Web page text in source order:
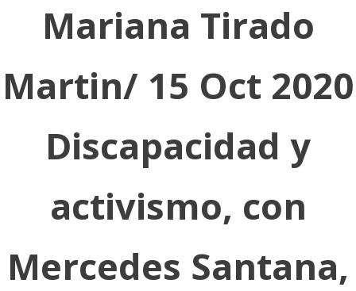
Mariana Tirado
Martin/ 15 Oct 2020
Discapacidad y
activismo, con
Mercedes Santana,